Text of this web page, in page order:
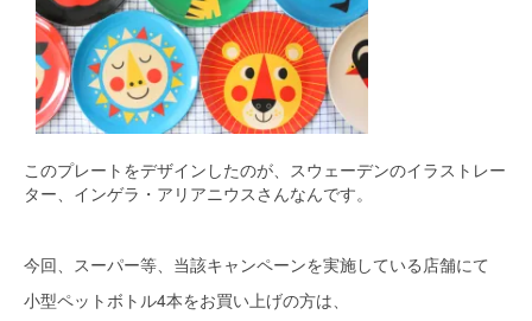
このプレートをデザインしたのが、スウェーデンのイラストレー
ター、インゲラ・アリアニウスさんなんです。
今回、スーパー等、当該キャンペーンを実施している店舗にて
小型ペットボトル4本をお買い上げの方は、